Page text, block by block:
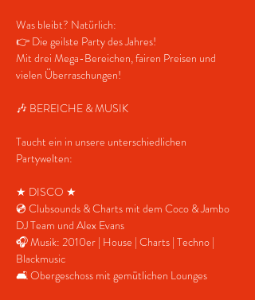
Was bleibt? Natürlich:
👉 Die geilste Party des Jahres!
Mit drei Mega-Bereichen, fairen Preisen und
vielen Überraschungen!
🎶 BEREICHE & MUSIK
Taucht ein in unsere unterschiedlichen
Partywelten:
★ DISCO ★
💿 Clubsounds & Charts mit dem Coco & Jambo
DJ Team und Alex Evans
🎧 Musik: 2010er | House | Charts | Techno |
Blackmusic
🛋️ Obergeschoss mit gemütlichen Lounges